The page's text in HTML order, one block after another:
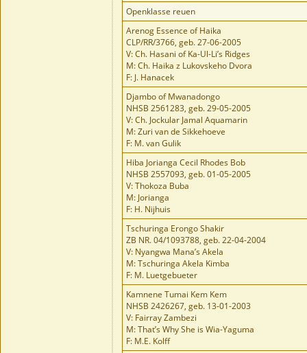
Openklasse reuen
Arenog Essence of Haika
CLP/RR/3766, geb. 27-06-2005
V: Ch. Hasani of Ka-Ul-Li’s Ridges
M: Ch. Haika z Lukovskeho Dvora
F: J. Hanacek
Djambo of Mwanadongo
NHSB 2561283, geb. 29-05-2005
V: Ch. Jockular Jamal Aquamarin
M: Zuri van de Sikkehoeve
F: M. van Gulik
Hiba Jorianga Cecil Rhodes Bob
NHSB 2557093, geb. 01-05-2005
V: Thokoza Buba
M: Jorianga
F: H. Nijhuis
Tschuringa Erongo Shakir
ZB NR. 04/1093788, geb. 22-04-2004
V: Nyangwa Mana’s Akela
M: Tschuringa Akela Kimba
F: M. Luetgebueter
Kamnene Tumai Kem Kem
NHSB 2426267, geb. 13-01-2003
V: Fairray Zambezi
M: That’s Why She is Wia-Yaguma
F: M.E. Kolff